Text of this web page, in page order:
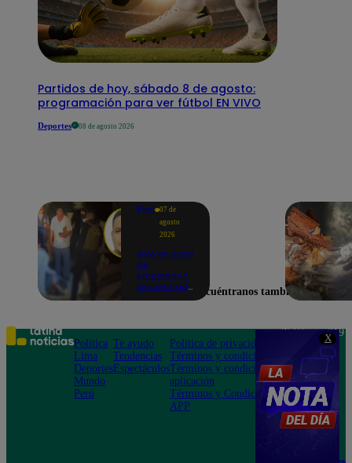
X
Partidos de hoy, sábado 8 de agosto:
programación para ver fútbol EN VIVO
Deportes 08 de agosto 2026
Perú 07 de
agosto
2026
Giro en caso
de
empresario
secuestrado
cuentas
Encuéntranos también en
Política
Lima
Deportes
Mundo
Perú
Te ayudo
Tendencias
Espectáculos
Política de privacidad
Términos y condiciones
Términos y condiciones
aplicación
Términos y Condiciones
APP
Teléfono: 219
Av. San
Felipe 968
Jesús María